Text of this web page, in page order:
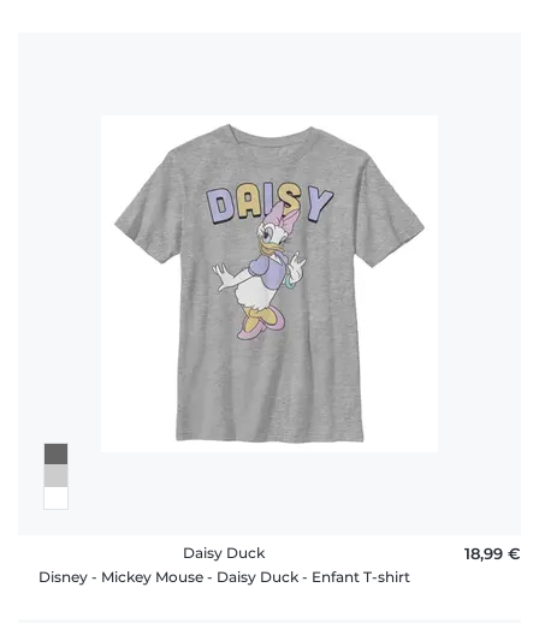
Daisy Duck
Disney - Mickey Mouse - Daisy Duck - Enfant T-shirt
18,99 €